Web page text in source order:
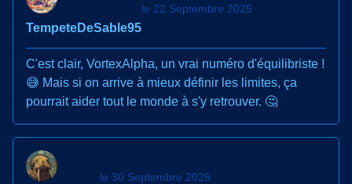
TempeteDeSable95
le 22 Septembre 2025
C'est clair, VortexAlpha, un vrai numéro d'équilibriste !
😅 Mais si on arrive à mieux définir les limites, ça
pourrait aider tout le monde à s'y retrouver. 🤔
le 30 Septembre 2025